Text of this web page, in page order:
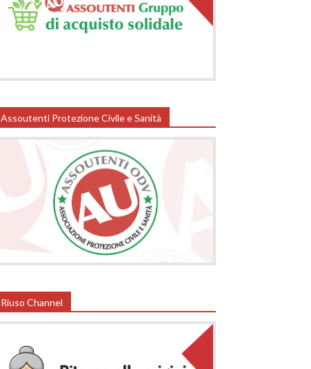
Assoutenti Protezione Civile e Sanità
Riuso Channel